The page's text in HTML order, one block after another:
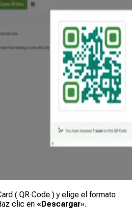
( QR Code ) y elige el formato
clic en «Descargar».